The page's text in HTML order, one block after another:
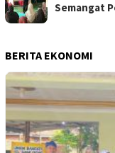
Semangat
BERITA EKONOMI